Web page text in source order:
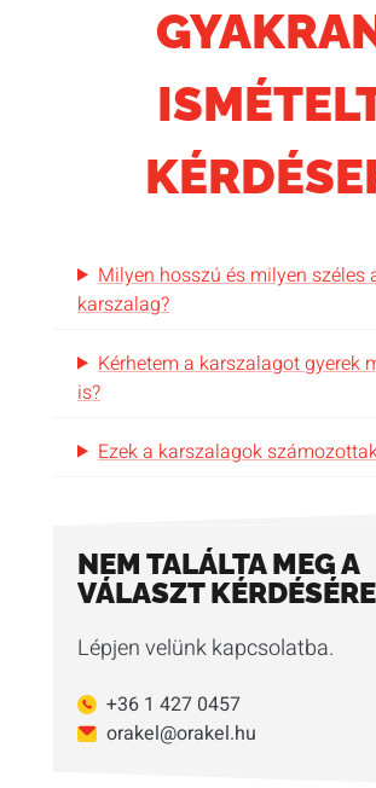
Milyen hosszú és milyen széles
karszalag?
Kérhetem a karszalagot gyerek
is?
Ezek a karszalagok
NEM TALÁLTA MEG A
VÁLASZT
Lépjen velünk kapcsolatba.
+36 1 427 0457
orakel@orakel.hu